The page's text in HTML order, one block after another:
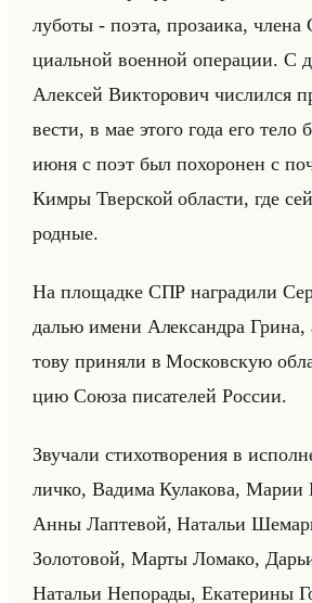
лу­бо­ты - поэта, про­за­ика,
ци­альной во­ен­ной опе­ра­ции. С
Алек­сей Вик­то­ро­вич чис­лил­ся
вести, в мае этого года его тело
июня с поэт был по­хо­ро­нен с
Кимры Твер­ской об­ла­сти, где
род­ные.
На пло­щад­ке СПР на­гра­ди­ли
да­лью имени Алек­сандра
то­ву при­ня­ли в Мос­ков­скую
цию Союза пи­са­те­лей Рос­сии.
Зву­ча­ли сти­хо­тво­ре­ния в
лич­ко, Ва­ди­ма Ку­ла­ко­ва,
Анны Лап­те­вой, На­та­льи
Зо­ло­то­вой, Марты Ло­ма­ко,
На­та­льи Непо­ра­ды, Ека­те­ри­ны